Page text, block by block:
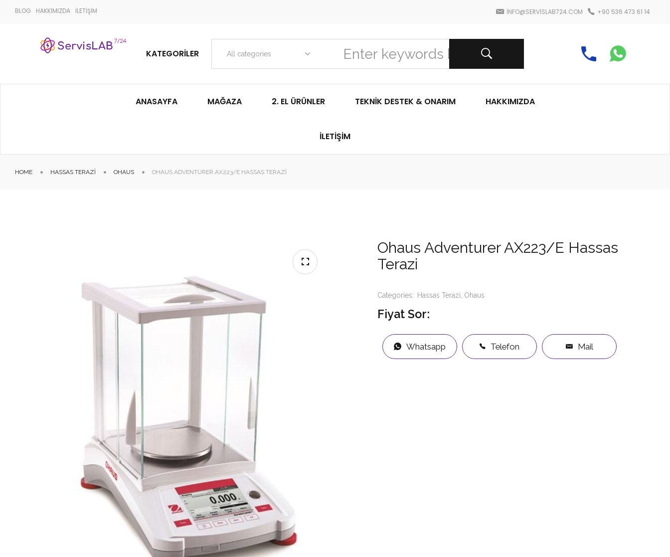
BLOG HAKKIMIZDA İLETİŞİM INFO@SERVISLAB724.COM +90 536 473 61 14
KATEGORILER All categories
ANASAYFA MAĞAZA 2. EL ÜRÜNLER TEKNIK DESTEK & ONARIM HAKKIMIZDA
İLETIŞIM
HOME HASSAS TERAZI OHAUS OHAUS ADVENTURER AX223/E HASSAS TERAZI
Ohaus Adventurer AX223/E Hassas
Terazi
Categories: Hassas Terazi Ohaus
Fiyat Sor:
Whatsapp Telefon Mail